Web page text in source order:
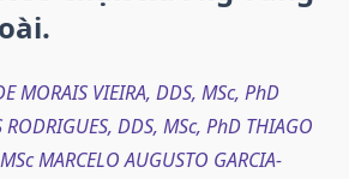
MORAIS VIEIRA, DDS, MSc, PhD
RODRIGUES, DDS, MSc, PhD THIAGO
MARCELO AUGUSTO GARCIA-